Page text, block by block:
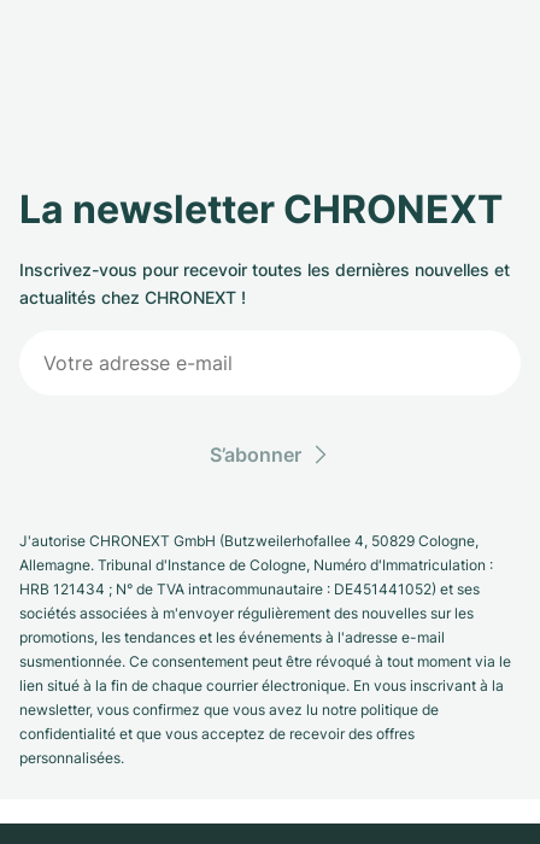
La newsletter CHRONEXT
Inscrivez-vous pour recevoir toutes les dernières nouvelles et
actualités chez CHRONEXT !
S’abonner
J'autorise CHRONEXT GmbH (Butzweilerhofallee 4, 50829 Cologne,
Allemagne. Tribunal d'Instance de Cologne, Numéro d'Immatriculation :
HRB 121434 ; N° de TVA intracommunautaire : DE451441052) et ses
sociétés associées à m'envoyer régulièrement des nouvelles sur les
promotions, les tendances et les événements à l'adresse e-mail
susmentionnée. Ce consentement peut être révoqué à tout moment via le
lien situé à la fin de chaque courrier électronique. En vous inscrivant à la
newsletter, vous confirmez que vous avez lu notre politique de
confidentialité et que vous acceptez de recevoir des offres
personnalisées.